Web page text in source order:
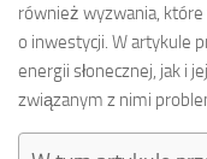
również wyzwania,
o inwestycji. W artykule
energii słonecznej, jak i
związanym z nimi